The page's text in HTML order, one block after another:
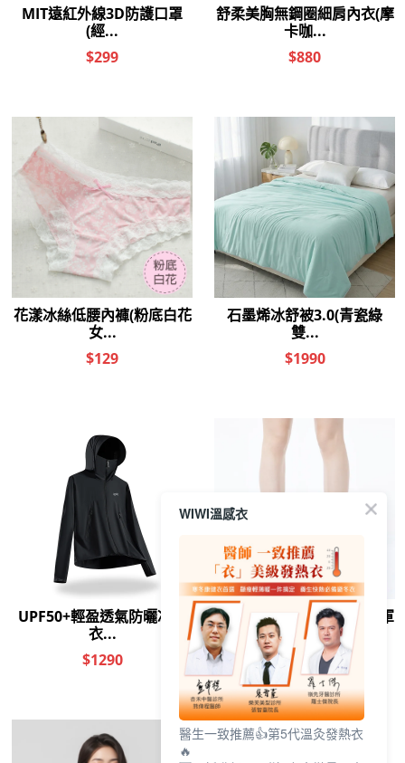
WIWI溫感衣
醫生一致推薦👍第5代溫灸發熱衣
🔥